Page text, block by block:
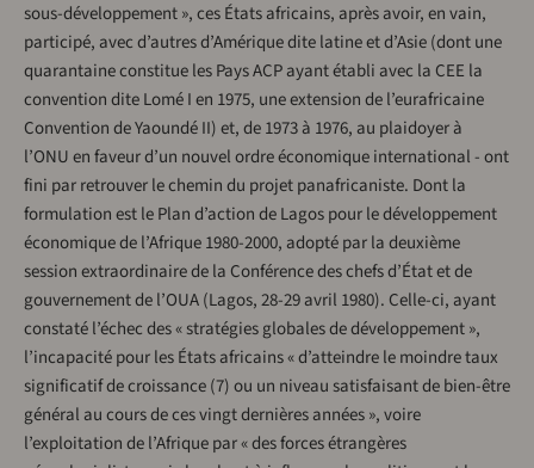
sous-développement », ces États africains, après avoir, en vain,
participé, avec d’autres d’Amérique dite latine et d’Asie (dont une
quarantaine constitue les Pays ACP ayant établi avec la CEE la
convention dite Lomé I en 1975, une extension de l’eurafricaine
Convention de Yaoundé II) et, de 1973 à 1976, au plaidoyer à
l’ONU en faveur d’un nouvel ordre économique international - ont
fini par retrouver le chemin du projet panafricaniste. Dont la
formulation est le Plan d’action de Lagos pour le développement
économique de l’Afrique 1980-2000, adopté par la deuxième
session extraordinaire de la Conférence des chefs d’État et de
gouvernement de l’OUA (Lagos, 28-29 avril 1980). Celle-ci, ayant
constaté l’échec des « stratégies globales de développement »,
l’incapacité pour les États africains « d’atteindre le moindre taux
significatif de croissance (7) ou un niveau satisfaisant de bien-être
général au cours de ces vingt dernières années », voire
l’exploitation de l’Afrique par « des forces étrangères